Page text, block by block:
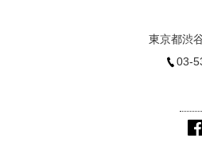
東京都渋
03-